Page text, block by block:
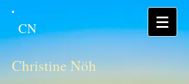
CN
Christine Nöh